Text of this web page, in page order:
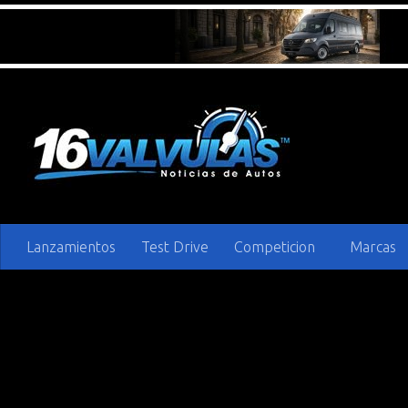
Lanzamientos Test Drive Competicion Marcas